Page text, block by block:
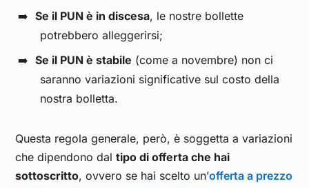
Maggio 2025 0,094
Aprile 2025 0,100
Marzo 2025
Febbraio 2025 0,150
Gennaio 2025 0,143
Se il PUN è in discesa, le nostre bollette
potrebbero alleggerirsi;
Se il PUN è stabile (come a novembre) non ci
saranno variazioni significative sul costo della
nostra bolletta.
Questa regola generale, però, è soggetta a variazioni
che dipendono daltipo di offerta che hai
sottoscritto, ovvero se hai scelto un’offerta a prezzo